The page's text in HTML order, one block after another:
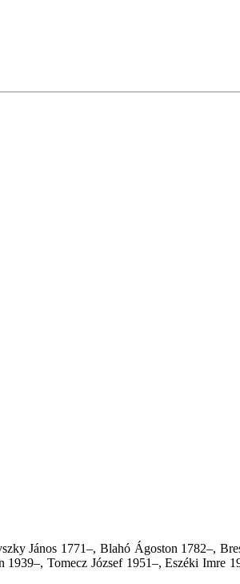
János 1771–, Blahó Ágoston 1782–,
Tomecz József 1951–, Eszéki Imre